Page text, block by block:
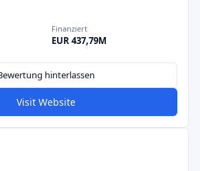
Finanziert
EUR 437,79M
hinterlassen
Visit Website